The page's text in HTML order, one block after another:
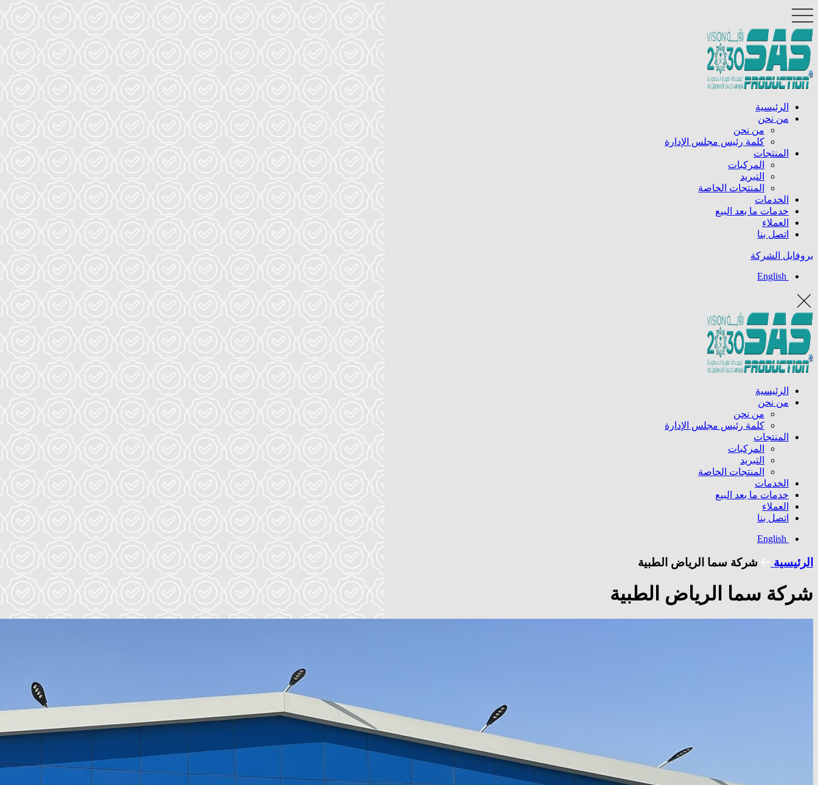
الرئيسية
من نحن
من نحن
كلمة رئيس مجلس الإدارة
المنتجات
المركبات
التبريد
المنتجات الخاصة
الخدمات
خدمات ما بعد البيع
العملاء
اتصل بنا
بروفايل الشركة
English
الرئيسية
من نحن
من نحن
كلمة رئيس مجلس الإدارة
المنتجات
المركبات
التبريد
المنتجات الخاصة
الخدمات
خدمات ما بعد البيع
العملاء
اتصل بنا
English
الرئيسية شركة سما الرياض الطبية
شركة سما الرياض الطبية